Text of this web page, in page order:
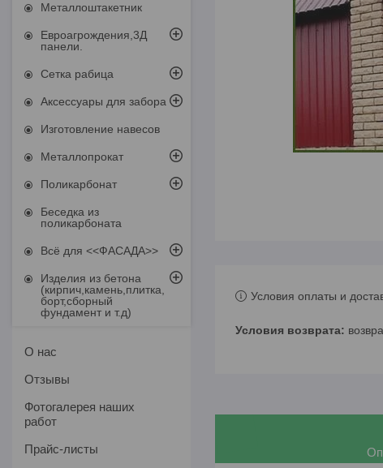
Условия оплаты и
Металлоштакетник
Евроагрождения,3Д
панели.
Сетка рабица
Аксессуары для забора
Изготовление навесов
Металлопрокат
Поликарбонат
Беседка из
поликарбоната
Всё для <<ФАСАДА>>
Изделия из бетона
(кирпич,камень,плитка,
борт,сборный
фундамент и т.д)
О нас
Отзывы
Фотогалерея наших
работ
Прайс-листы